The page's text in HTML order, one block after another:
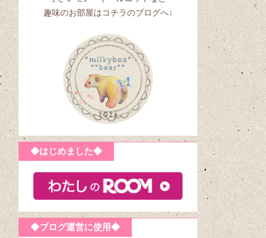
趣味のお部屋はコチラのブログへ↓
◆はじめました◆
◆ブログ運営に使用◆